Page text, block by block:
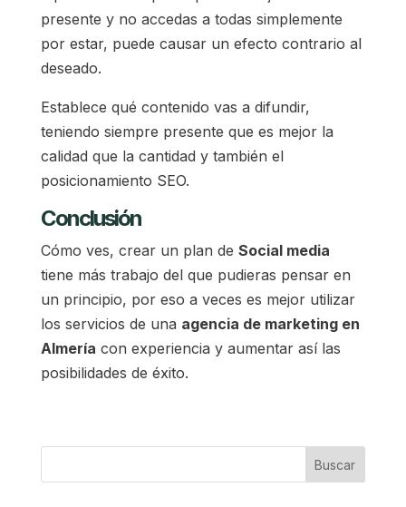
presente y no accedas a todas simplemente
por estar, puede causar un efecto contrario al
deseado.
Establece qué contenido vas a difundir,
teniendo siempre presente que es mejor la
calidad que la cantidad y también el
posicionamiento SEO.
Conclusión
Cómo ves, crear un plan de Social media
tiene más trabajo del que pudieras pensar en
un principio, por eso a veces es mejor utilizar
los servicios de una agencia de marketing en
Almería con experiencia y aumentar así las
posibilidades de éxito.